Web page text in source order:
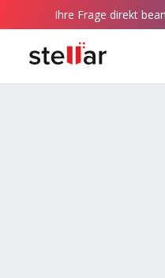
Ihre Frage direkt